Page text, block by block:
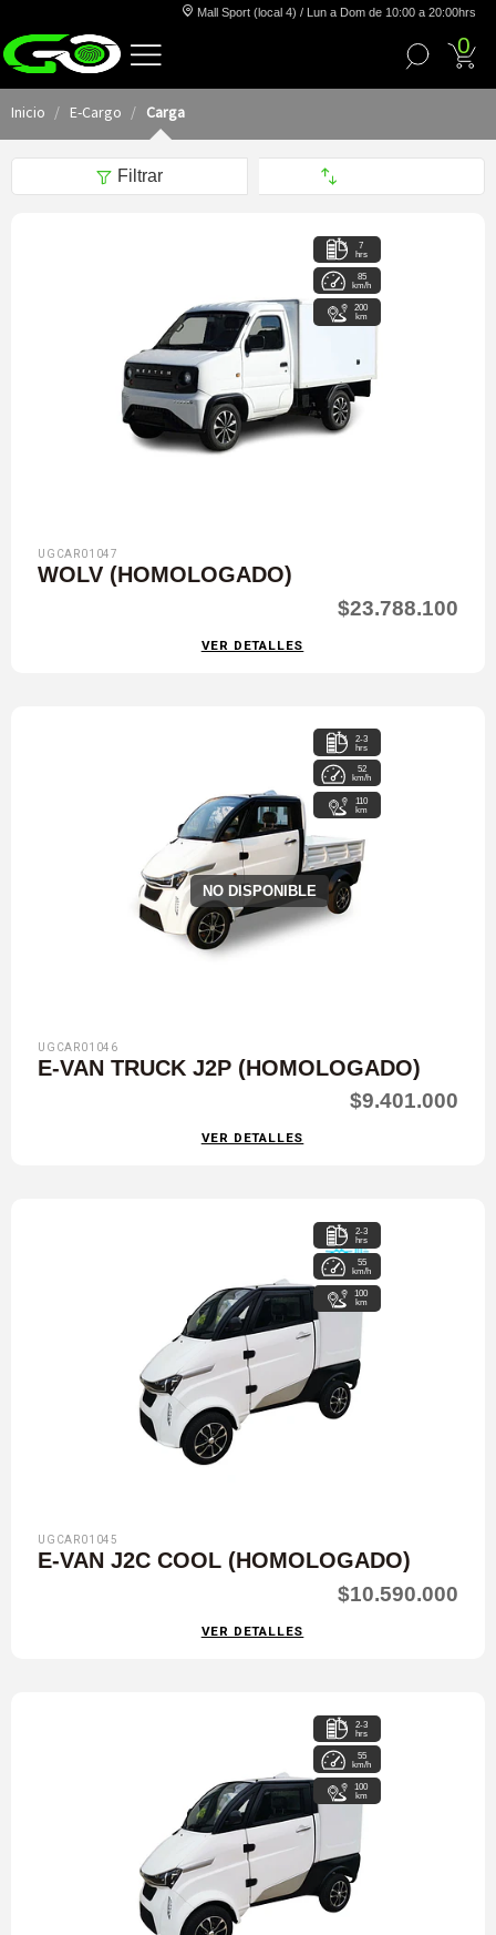
Mall Sport (local 4) / Lun a Dom de 10:00 a 20:00hrs
0
Inicio E-Cargo Carga
Filtrar
7
hrs
85
km/h
200
km
UGCAR01047
WOLV (HOMOLOGADO)
$23.788.100
VER DETALLES
NO DISPONIBLE
2-3
hrs
52
km/h
110
km
UGCAR01046
E-VAN TRUCK J2P (HOMOLOGADO)
$9.401.000
VER DETALLES
2-3
hrs
55
km/h
100
km
UGCAR01045
E-VAN J2C COOL (HOMOLOGADO)
$10.590.000
VER DETALLES
2-3
hrs
55
km/h
100
km